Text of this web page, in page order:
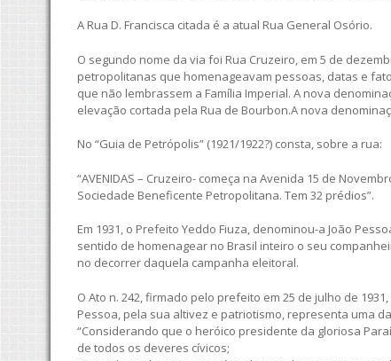
A Rua D. Francisca citada é a atual Rua General Osório.
O segundo nome da via foi Rua Cruzeiro, em 5 de
petropolitanas que homenageavam pessoas, datas e
que não lembrassem a Família Imperial. A nova
elevação cortada pela Rua de Bourbon.A nova
No “Guia de Petrópolis” (1921/1922?) consta, sobre a rua:
“AVENIDAS – Cruzeiro- começa na Avenida 15 de
Sociedade Beneficente Petropolitana. Tem 32 prédios”.
Em 1931, o Prefeito Yeddo Fiuza, denominou-a João
sentido de homenagear no Brasil inteiro o seu
no decorrer daquela campanha eleitoral.
O Ato n. 242, firmado pelo prefeito em 25 de julho de
Pessoa, pela sua altivez e patriotismo, representa uma
“Considerando que o heróico presidente da gloriosa
de todos os deveres cívicos;